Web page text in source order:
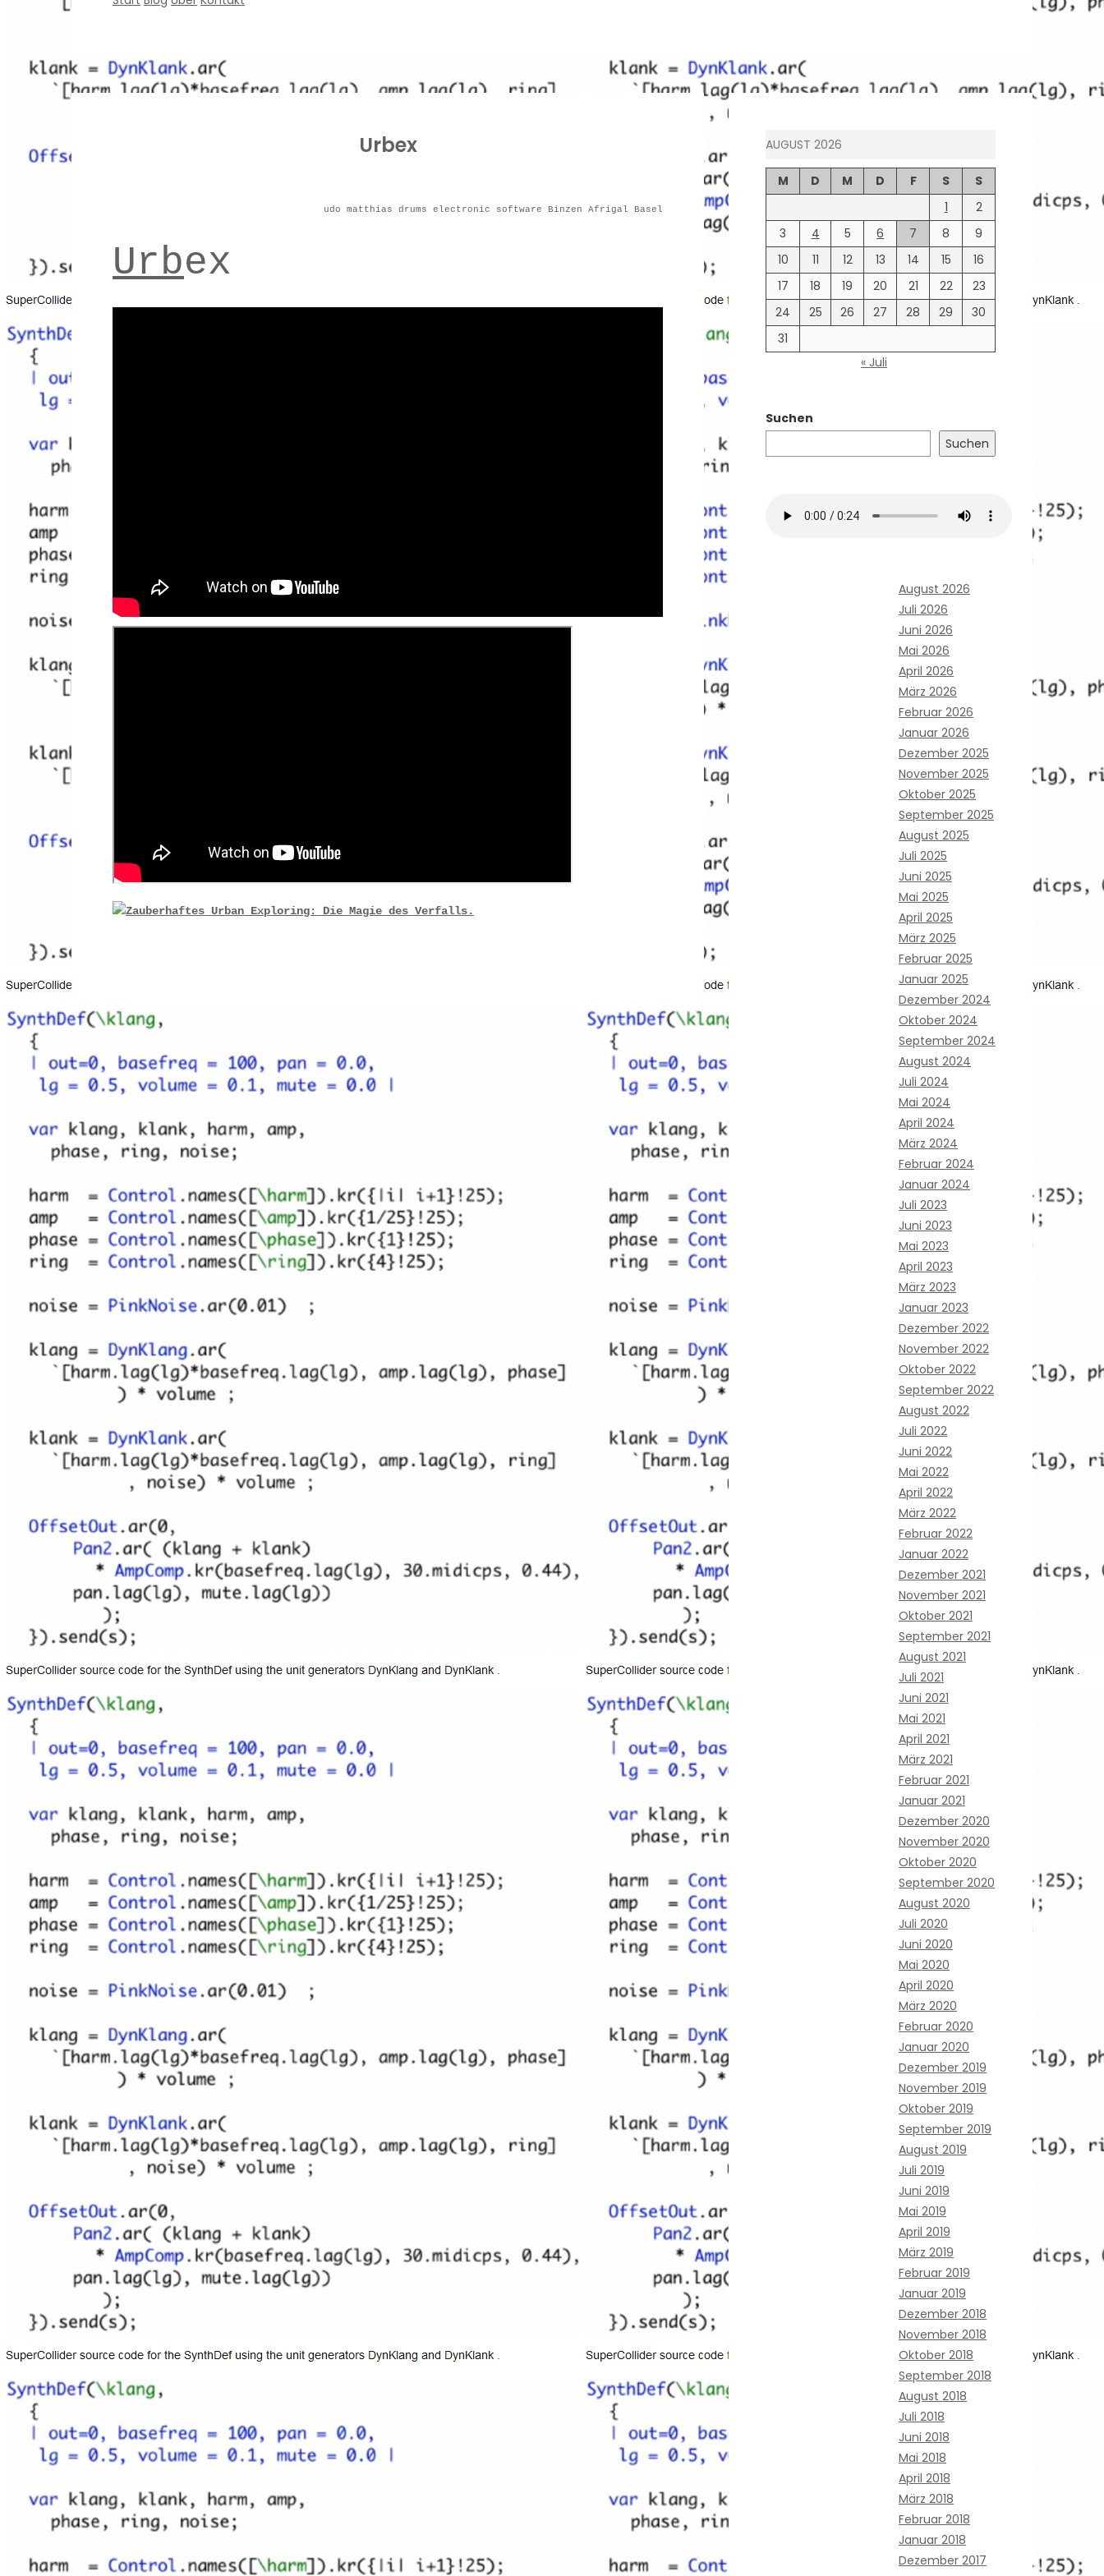
Urbex
udo matthias drums electronic software Binzen Afrigal Basel
Urbex
AUGUST 2026
M D M D F S
S
1
2
3
4 5 6 7 8
9
10
11 12 13 14 15
16
17
18 19 20 21 22
23
24
25 26 27 28 29
30
31
« Juli
Suchen
Suchen
August 2026
Juli 2026
Juni 2026
Mai 2026
April 2026
März 2026
Februar 2026
Januar 2026
Dezember 2025
November 2025
Oktober 2025
September 2025
August 2025
Juli 2025
Juni 2025
Mai 2025
April 2025
März 2025
Februar 2025
Januar 2025
Dezember 2024
Oktober 2024
September 2024
August 2024
Juli 2024
Mai 2024
April 2024
März 2024
Februar 2024
Januar 2024
Juli 2023
Juni 2023
Mai 2023
April 2023
März 2023
Januar 2023
Dezember 2022
November 2022
Oktober 2022
September 2022
August 2022
Juli 2022
Juni 2022
Mai 2022
April 2022
März 2022
Februar 2022
Januar 2022
Dezember 2021
November 2021
Oktober 2021
September 2021
August 2021
Juli 2021
Juni 2021
Mai 2021
April 2021
März 2021
Februar 2021
Januar 2021
Dezember 2020
November 2020
Oktober 2020
September 2020
August 2020
Juli 2020
Juni 2020
Mai 2020
April 2020
März 2020
Februar 2020
Januar 2020
Dezember 2019
November 2019
Oktober 2019
September 2019
August 2019
Juli 2019
Juni 2019
Mai 2019
April 2019
März 2019
Februar 2019
Januar 2019
Dezember 2018
November 2018
Oktober 2018
September 2018
August 2018
Juli 2018
Juni 2018
Mai 2018
April 2018
März 2018
Februar 2018
Januar 2018
Dezember 2017